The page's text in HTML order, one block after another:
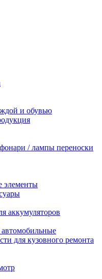
и обувью
/ лампы переноски
элементы
аккумуляторов
для кузовного ремонта